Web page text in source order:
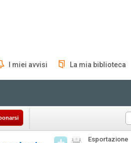
I miei avvisi La mia biblioteca
Esportazione